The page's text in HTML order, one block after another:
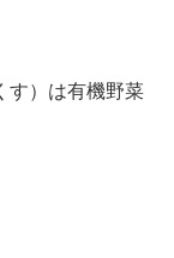
す）は有機野菜